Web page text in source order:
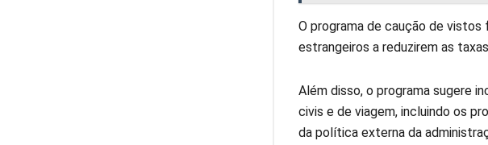
O programa de caução de
estrangeiros a reduzirem as
Além disso, o programa sugere
civis e de viagem, incluindo os
da política externa da